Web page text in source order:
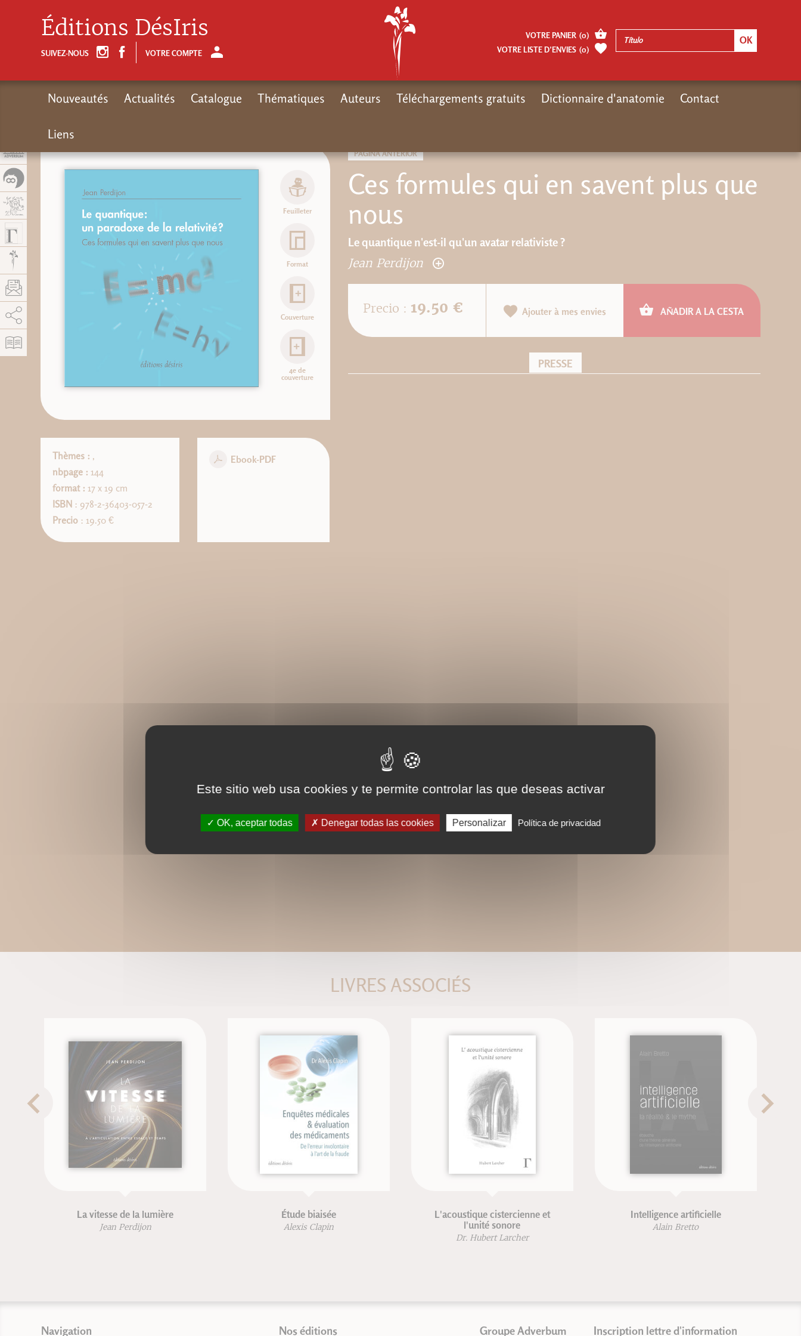
PÁGINA ANTERIOR
Ces formules qui en savent plus que
nous
Le quantique n'est-il qu'un avatar relativiste ?
Jean Perdijon
Feuilleter
Format
Couverture
4e de
couverture
Thèmes : ,
nbpage : 144
format : 17 x 19 cm
ISBN : 978-2-36403-057-2
Precio: 19.50 €
Ebook-PDF
Precio : 19.50 € Ajouter à mes envies AÑADIR A LA CESTA
PRESSE
LIVRES ASSOCIÉS
La vitesse de la lumière
Jean Perdijon
Étude biaisée
Alexis Clapin
L'acoustique cistercienne et
l'unité sonore
Dr. Hubert Larcher
Intelligence artificielle
Alain Bretto
Navigation Nos éditions Groupe Adverbum Inscription lettre d'information
Éditions DésIris
SUIVEZ-NOUS VOTRE COMPTE
VOTRE PANIER (0)
VOTRE LISTE D’ENVIES (0)
Nouveautés Actualités Catalogue Thématiques Auteurs Téléchargements gratuits Dictionnaire d'anatomie Contact
Liens
Permitir
Este sitio web usa cookies y te permite controlar las que deseas activar
OK, aceptar todas Denegar todas las cookies Personalizar Política de privacidad